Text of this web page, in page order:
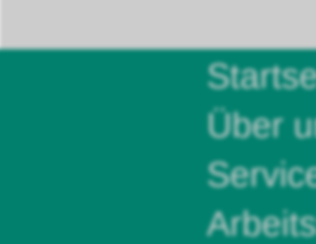
Über